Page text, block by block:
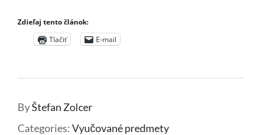
Zdieľaj tento článok:
Tlačiť
E-mail
ByŠtefan Zolcer
Categories:Vyučované predmety